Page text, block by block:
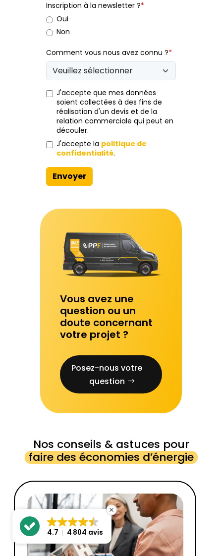
Inscription à la newsletter ?*
Oui
Non
Comment vous nous avez connu ?*
J'accepte que mes données
soient collectées à des fins de
réalisation d'un devis et de la
relation commerciale qui peut en
découler.
J'accepte la politique de
confidentialité.
Envoyer
Vous avez une
question ou un
doute concernant
votre projet ?
Posez-nous votre
question
Nos conseils & astuces pour
faire des économies d’énergie
4.7 4 804 avis